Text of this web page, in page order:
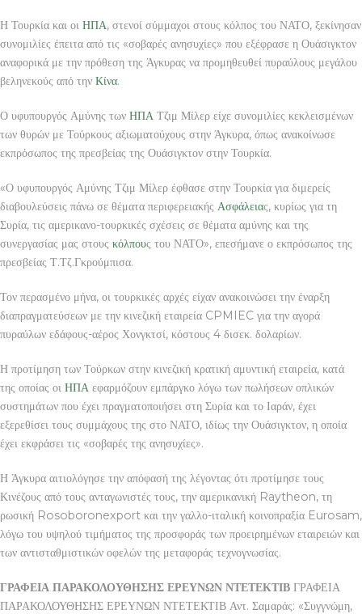
Η Τουρκία και οι ΗΠΑ, στενοί σύμμαχοι στους κόλπος του ΝΑΤΟ, ξεκίνησαν
συνομιλίες έπειτα από τις «σοβαρές ανησυχίες» που εξέφρασε η Ουάσιγκτον
αναφορικά με την πρόθεση της Άγκυρας να προμηθευθεί πυραύλους μεγάλου
βεληνεκούς από την Κίνα.
Ο υφυπουργός Αμύνης των ΗΠΑ Τζιμ Μίλερ είχε συνομιλίες κεκλεισμένων
των θυρών με Τούρκους αξιωματούχους στην Άγκυρα, όπως ανακοίνωσε
εκπρόσωπος της πρεσβείας της Ουάσιγκτον στην Τουρκία.
«Ο υφυπουργός Αμύνης Τζιμ Μίλερ έφθασε στην Τουρκία για διμερείς
διαβουλεύσεις πάνω σε θέματα περιφερειακής Ασφάλειας, κυρίως για τη
Συρία, τις αμερικανο-τουρκικές σχέσεις σε θέματα αμύνης και της
συνεργασίας μας στους κόλπους του ΝΑΤΟ», επεσήμανε ο εκπρόσωπος της
πρεσβείας Τ.Τζ.Γκρούμπισα.
Τον περασμένο μήνα, οι τουρκικές αρχές είχαν ανακοινώσει την έναρξη
διαπραγματεύσεων με την κινεζική εταιρεία CPMIEC για την αγορά
πυραύλων εδάφους-αέρος Χονγκτσί, κόστους 4 δισεκ. δολαρίων.
Η προτίμηση των Τούρκων στην κινεζική κρατική αμυντική εταιρεία, κατά
της οποίας οι ΗΠΑ εφαρμόζουν εμπάργκο λόγω των πωλήσεων οπλικών
συστημάτων που έχει πραγματοποιήσει στη Συρία και το Ιαράν, έχει
εξερεθίσει τους συμμάχους της στο ΝΑΤΟ, ιδίως την Ουάσιγκτον, η οποία
έχει εκφράσει τις «σοβαρές της ανησυχίες».
Η Άγκυρα αιτιολόγησε την απόφασή της λέγοντας ότι προτίμησε τους
Κινέζους από τους ανταγωνιστές τους, την αμερικανική Raytheon, τη
ρωσική Rosoboronexport και την γαλλο-ιταλική κοινοπραξία Eurosam,
λόγω του υψηλού τιμήματος της προσφοράς των προειρημένων εταιρειών και
των αντισταθμιστικών οφελών της μεταφοράς τεχνογνωσίας.
ΓΡΑΦΕΙΑ ΠΑΡΑΚΟΛΟΥΘΗΣΗΣ ΕΡΕΥΝΩΝ ΝΤΕΤΕΚΤΙΒ ΓΡΑΦΕΙΑ
ΠΑΡΑΚΟΛΟΥΘΗΣΗΣ ΕΡΕΥΝΩΝ ΝΤΕΤΕΚΤΙΒ Αντ. Σαμαράς: «Συγγνώμη,